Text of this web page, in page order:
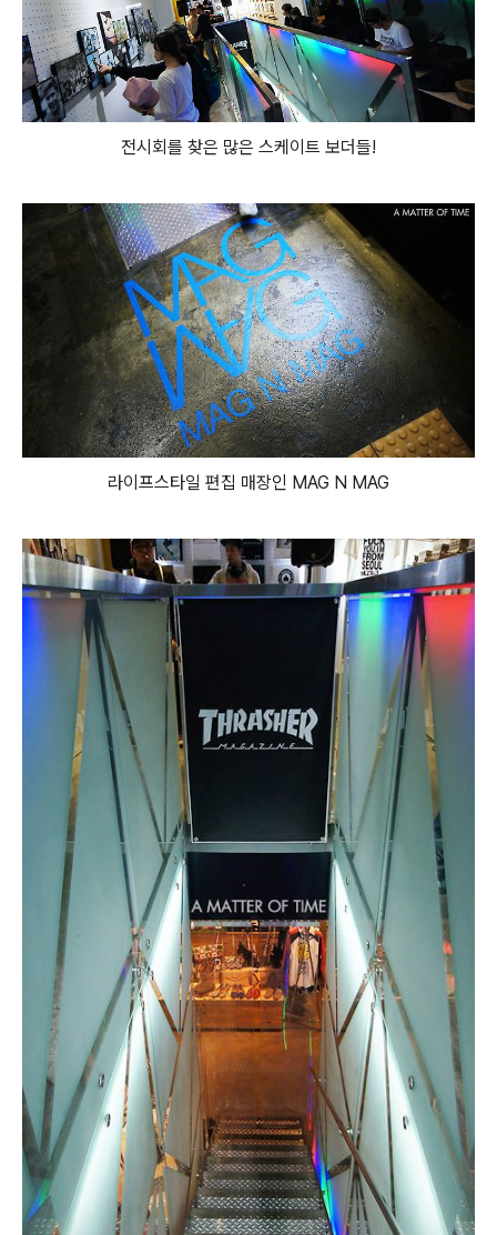
전시회를 찾은 많은 스케이트 보더들!
라이프스타일 편집 매장인 MAG N MAG